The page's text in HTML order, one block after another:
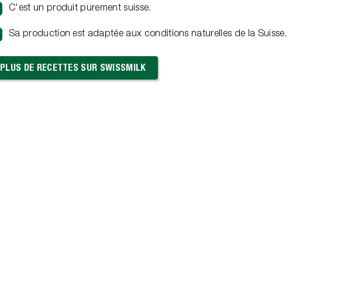
C'est un produit purement suisse.
Sa production est adaptée aux conditions naturelles de la Suisse.
PLUS DE RECETTES SUR SWISSMILK